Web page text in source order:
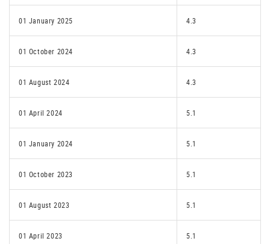
01 January 2025 4.3
01 October 2024 4.3
01 August 2024 4.3
01 April 2024 5.1
01 January 2024 5.1
01 October 2023 5.1
01 August 2023 5.1
01 April 2023 5.1